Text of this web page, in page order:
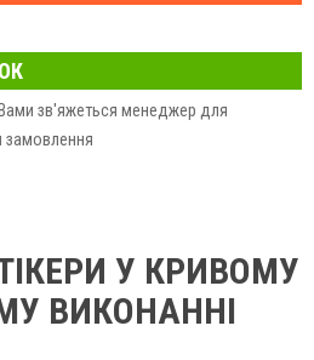
Вами зв'яжеться менеджер для
замовлення
У КРИВОМУ
ВИКОНАННІ